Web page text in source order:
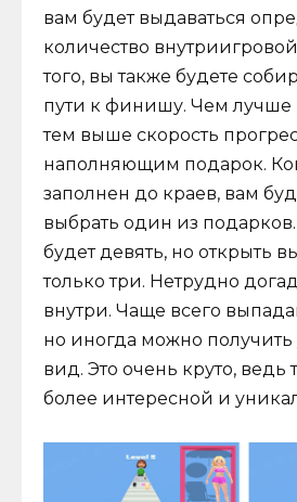
вам будет выдаваться
количество
того, вы также будете
пути к финишу. Чем лучше
тем выше скорость
наполняющим подарок.
заполнен до краев, вам
выбрать один из
будет девять, но открыть
только три. Нетрудно
внутри. Чаще всего
но иногда можно
вид. Это очень круто, ведь
более интересной и